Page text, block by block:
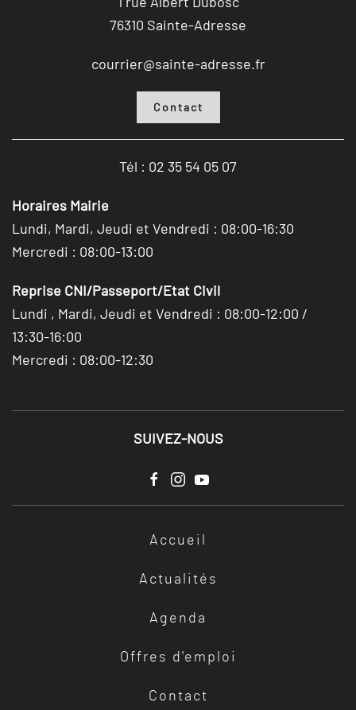
76310 Sainte-Adresse
courrier@sainte-adresse.fr
Contact
Tél : 02 35 54 05 07
Horaires Mairie
Lundi, Mardi, Jeudi et Vendredi : 08:00-16:30
Mercredi : 08:00-13:00
Reprise CNI/Passeport/Etat Civil
Lundi , Mardi, Jeudi et Vendredi : 08:00-12:00 /
13:30-16:00
Mercredi : 08:00-12:30
SUIVEZ-NOUS
Accueil
Actualités
Agenda
Offres d'emploi
Contact